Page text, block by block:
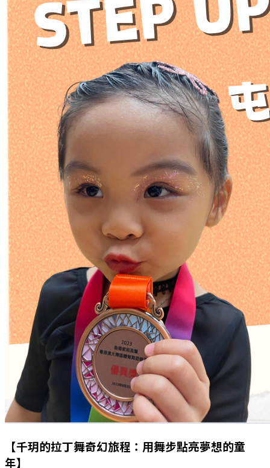
【千玥的拉丁舞奇幻旅程：用舞步點亮夢想的童
年】